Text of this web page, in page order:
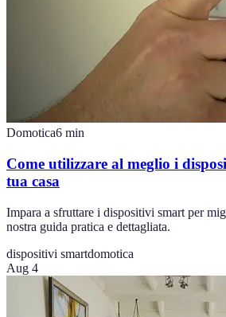
Domotica6 min
Come utilizzare al meglio i
tua casa
Impara a sfruttare i dispositivi smart per
nostra guida pratica e dettagliata.
dispositivi smartdomotica
Aug 4